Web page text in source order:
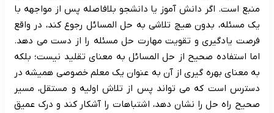
منبع است. اگر دانش آموز یا دانشجو بلافاصله پس از مواجهه با
یک مسئله، بدون هیچ تلاشی به حل المسائل رجوع کند، در واقع
فرصت یادگیری و تقویت مهارت حل مسئله را از دست می دهد.
اما استفاده صحیح از حل المسائل به معنای تقلید نیست؛ بلکه
به معنای بهره گیری از آن به عنوان یک معلم خصوصی همیشه در
دسترس است که می تواند پس از تلاش اولیه و مستقل، مسیر
صحیح راه حل را نشان دهد، اشتباهات را آشکار کند و درک عمیق